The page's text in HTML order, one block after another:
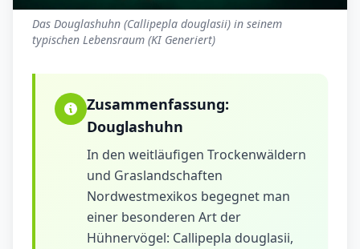
Das Douglashuhn (Callipepla douglasii) in seinem
typischen Lebensraum (KI Generiert)
Zusammenfassung:
Douglashuhn
In den weitläufigen Trockenwäldern
und Graslandschaften
Nordwestmexikos begegnet man
einer besonderen Art der
Hühnervögel: Callipepla douglasii,